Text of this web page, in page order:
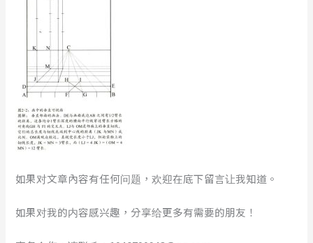
如果对文章內容有任何问题，欢迎在底下留言让我知道。
如果对我的内容感兴趣，分享给更多有需要的朋友！